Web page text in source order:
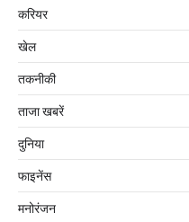
करियर
खेल
तकनीकी
ताजा खबरें
दुनिया
फाइनेंस
मनोरंजन